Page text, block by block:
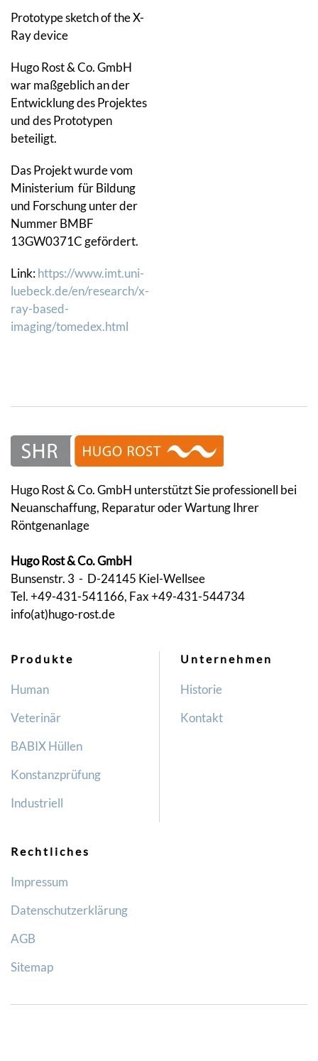
Prototype sketch of the X-
Ray device
Hugo Rost & Co. GmbH
war maßgeblich an der
Entwicklung des Projektes
und des Prototypen
beteiligt.
Das Projekt wurde vom
Ministerium für Bildung
und Forschung unter der
Nummer BMBF
13GW0371C gefördert.
Link:https://www.imt.uni-
luebeck.de/en/research/x-
ray-based-
imaging/tomedex.html
Hugo Rost & Co. GmbH unterstützt Sie professionell bei
Neuanschaffung, Reparatur oder Wartung Ihrer
Röntgenanlage
Hugo Rost & Co. GmbH
Bunsenstr. 3 - D-24145 Kiel-Wellsee
Tel. +49-431-541166, Fax +49-431-544734
info(at)hugo-rost.de
Produkte
Human
Veterinär
BABIX Hüllen
Konstanzprüfung
Industriell
Unternehmen
Historie
Kontakt
Rechtliches
Impressum
Datenschutzerklärung
AGB
Sitemap